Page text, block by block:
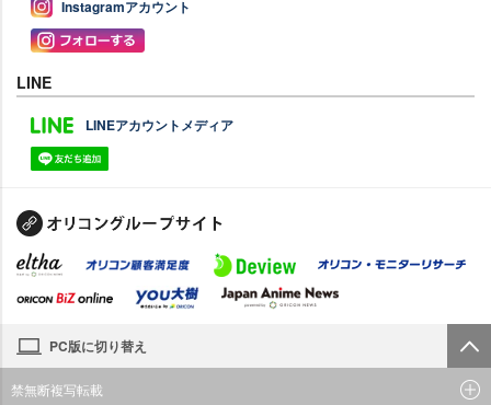
Instagramアカウント
LINE
LINEアカウントメディア
PC版に切り替え
禁無断複写転載